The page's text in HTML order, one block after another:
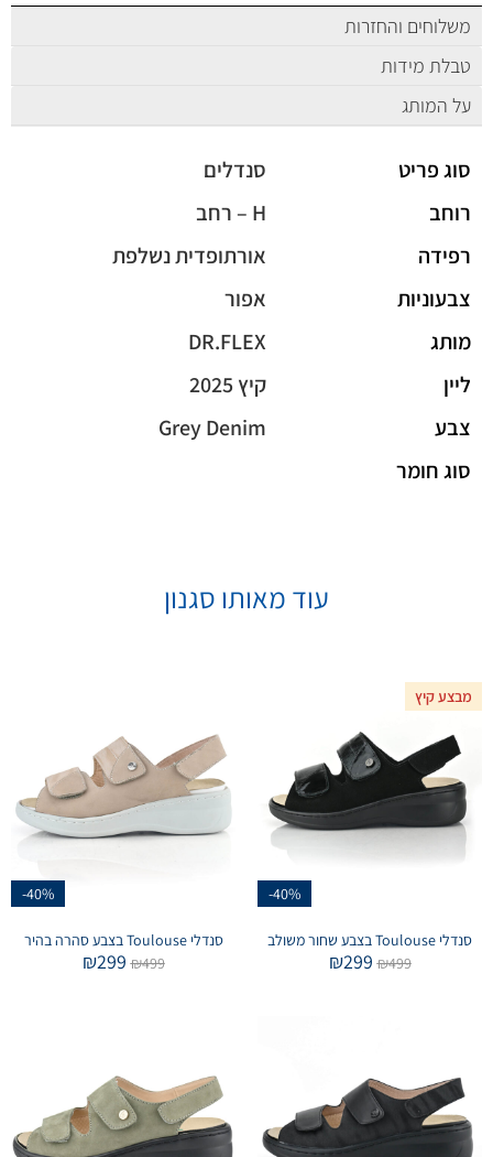
משלוחים והחזרות
טבלת מידות
על המותג
סוג פריט
סנדלים
רוחב
H – רחב
רפידה
אורתופדית נשלפת
צבעוניות
אפור
מותג
DR.FLEX
ליין
קיץ 2025
צבע
Grey Denim
סוג חומר
עוד מאותו סגנון
מבצע קיץ
-40%
סנדלי Toulouse בצבע שחור משולב
₪499
₪299
-40%
סנדלי Toulouse בצבע סהרה בהיר
₪499
₪299